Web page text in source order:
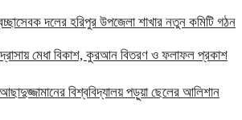
দলের হরিপুর উপজেলা শাখার নতুন কমিটি গঠন
মেধা বিকাশ, কুরআন বিতরণ ও ফলাফল প্রকাশ
বিশ্ববিদ্যালয় পড়ুয়া ছেলের আলিশান